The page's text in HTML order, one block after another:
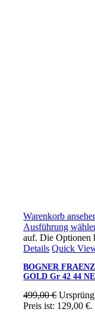
Warenkorb
Ausführung
auf. Die Optionen
Details Quick
BOGNER
GOLD Gr 42 44
499,00€
Preis ist: 129,00 €.